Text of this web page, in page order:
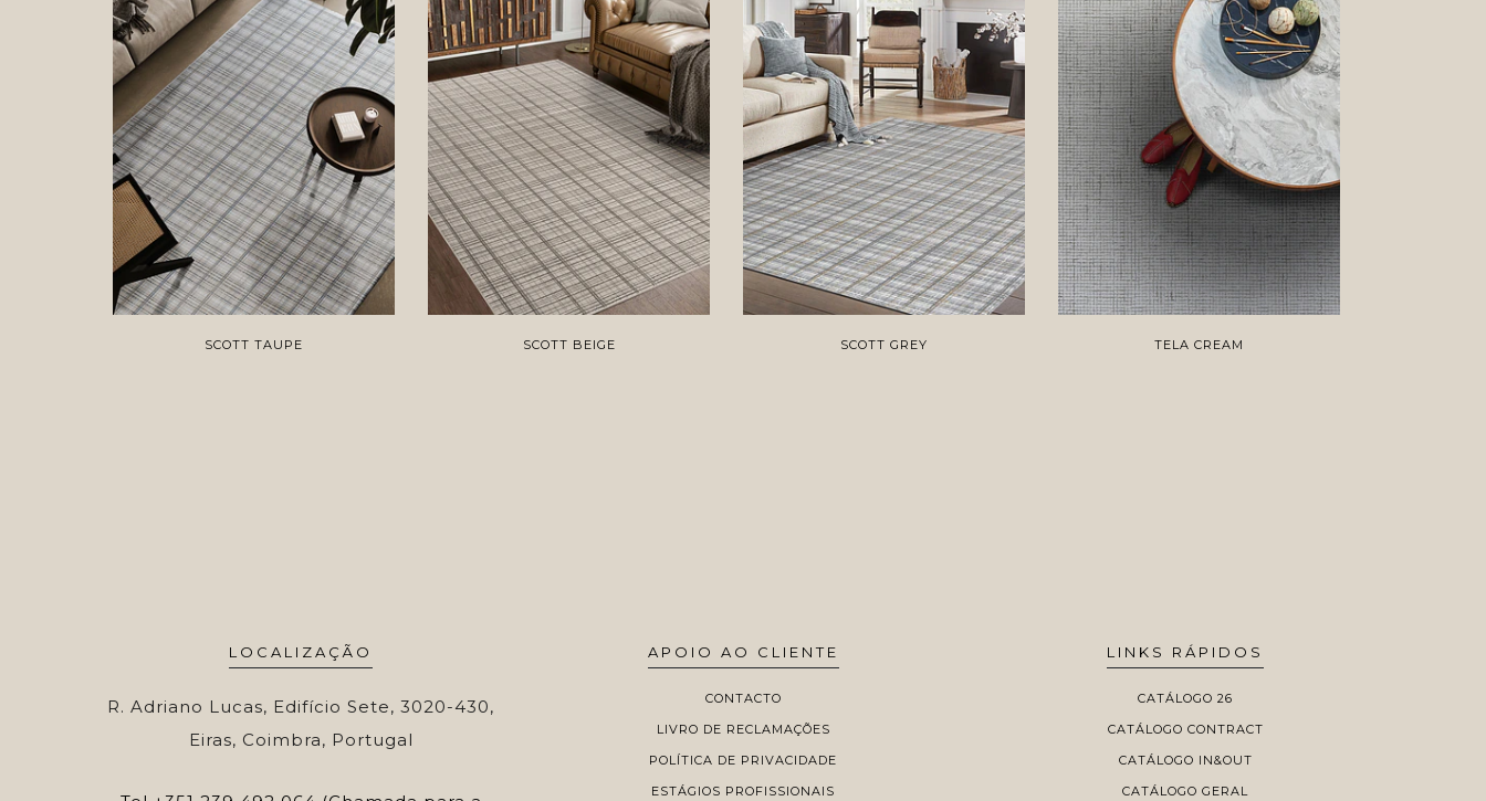
SCOTT TAUPE SCOTT BEIGE SCOTT GREY TELA CREAM
LOCALIZAÇÃO
R. Adriano Lucas, Edifício Sete, 3020-430,
Eiras, Coimbra, Portugal
APOIO AO CLIENTE
CONTACTO
LIVRO DE RECLAMAÇÕES
POLÍTICA DE PRIVACIDADE
ESTÁGIOS PROFISSIONAIS
LINKS RÁPIDOS
CATÁLOGO 26
CATÁLOGO CONTRACT
CATÁLOGO IN&OUT
CATÁLOGO GERAL